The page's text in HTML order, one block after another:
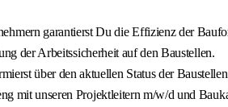
garantierst Du die Effizienz der
der Arbeitssicherheit auf den Baustellen.
über den aktuellen Status der
mit unseren Projektleitern m/w/d und